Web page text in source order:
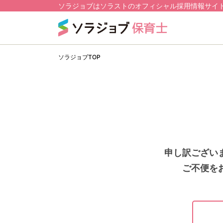
ソラジョブはソラストのオフィシャル採用情報サイ
ソラジョブTOP
申し訳ござい
ご不便を